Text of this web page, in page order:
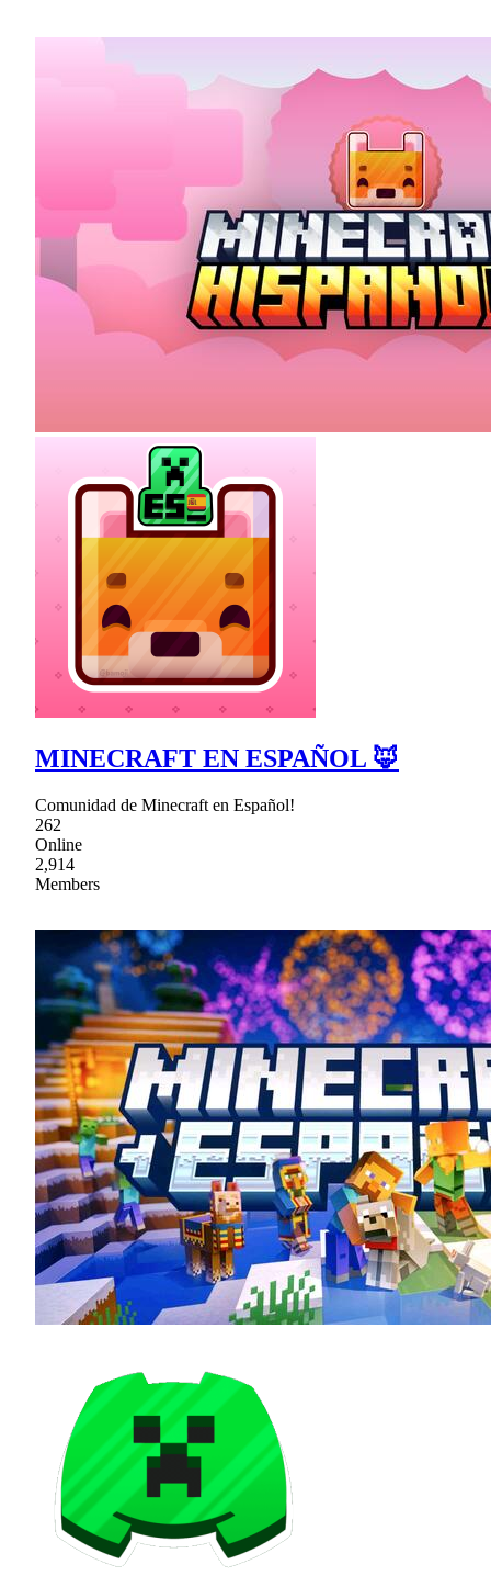
MINECRAFT EN ESPAÑOL 🦊
Comunidad de Minecraft en Español!
262
Online
2,914
Members